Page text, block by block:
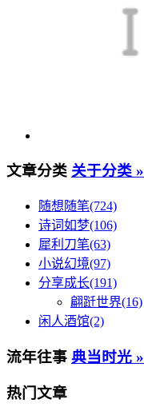
文章分类 关于分类 »
随想随笔(724)
诗词如梦(106)
犀利刀笔(63)
小说幻境(97)
分享成长(191)
翩跹世界(16)
闲人酒馆(2)
流年往事 典当时光 »
热门文章